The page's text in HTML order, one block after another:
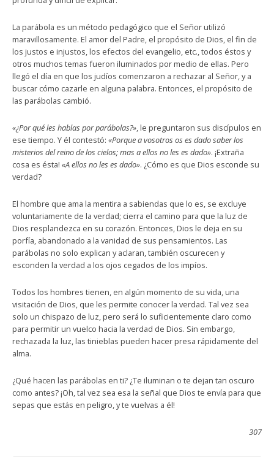
La parábola es un método pedagógico que el Señor utilizó
maravillosamente. El amor del Padre, el propósito de Dios, el fin de
los justos e injustos, los efectos del evangelio, etc., todos éstos y
otros muchos temas fueron iluminados por medio de ellas. Pero
llegó el día en que los judíos comenzaron a rechazar al Señor, y a
buscar cómo cazarle en alguna palabra. Entonces, el propósito de
las parábolas cambió.
«¿Por qué les hablas por parábolas?», le preguntaron sus discípulos en
ese tiempo. Y él contestó: «Porque a vosotros os es dado saber los
misterios del reino de los cielos; mas a ellos no les es dado». ¡Extraña
cosa es ésta! «A ellos no les es dado». ¿Cómo es que Dios esconde su
verdad?
El hombre que ama la mentira a sabiendas que lo es, se excluye
voluntariamente de la verdad; cierra el camino para que la luz de
Dios resplandezca en su corazón. Entonces, Dios le deja en su
porfía, abandonado a la vanidad de sus pensamientos. Las
parábolas no solo explican y aclaran, también oscurecen y
esconden la verdad a los ojos cegados de los impíos.
Todos los hombres tienen, en algún momento de su vida, una
visitación de Dios, que les permite conocer la verdad. Tal vez sea
solo un chispazo de luz, pero será lo suficientemente claro como
para permitir un vuelco hacia la verdad de Dios. Sin embargo,
rechazada la luz, las tinieblas pueden hacer presa rápidamente del
alma.
¿Qué hacen las parábolas en ti? ¿Te iluminan o te dejan tan oscuro
como antes? ¡Oh, tal vez sea esa la señal que Dios te envía para que
sepas que estás en peligro, y te vuelvas a él!
307